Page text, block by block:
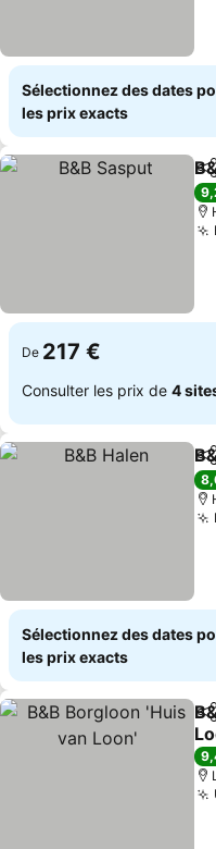
Sélectionnez des dates
les prix exacts
De 217 €
Consulter les prix de 4
Sélectionnez des dates
les prix exacts